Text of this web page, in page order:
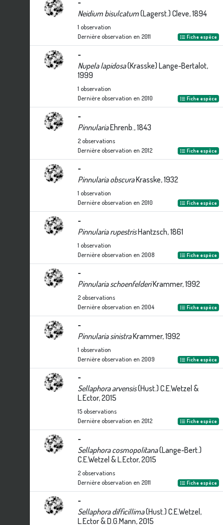
-
Neidium bisulcatum(Lagerst.) Cleve, 1894
1 observation
Dernière observation en 2011 Fiche espèce
-
Nupela lapidosa(Krasske) Lange-Bertalot,
1999
1 observation
Dernière observation en 2010 Fiche espèce
-
PinnulariaEhrenb., 1843
2observations
Dernière observation en 2012 Fiche espèce
-
Pinnularia obscuraKrasske, 1932
1 observation
Dernière observation en 2010 Fiche espèce
-
Pinnularia rupestrisHantzsch, 1861
1 observation
Dernière observation en 2008 Fiche espèce
-
Pinnularia schoenfelderiKrammer, 1992
2observations
Dernière observation en 2004 Fiche espèce
-
Pinnularia sinistraKrammer, 1992
1 observation
Dernière observation en 2009 Fiche espèce
-
Sellaphora arvensis(Hust.) C.E.Wetzel &
L.Ector, 2015
15observations
Dernière observation en 2012 Fiche espèce
-
Sellaphora cosmopolitana(Lange-Bert.)
C.E.Wetzel & L.Ector, 2015
2observations
Dernière observation en 2011 Fiche espèce
-
Sellaphora difficillima(Hust.) C.E.Wetzel,
L.Ector & D.G.Mann, 2015